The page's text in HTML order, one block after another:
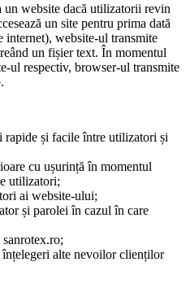
website dacă utilizatorii revin
un site pentru prima dată
internet), website-ul transmite
un fișier text. În momentul
ul respectiv, browser-ul transmite
rapide și facile între utilizatori și
cu ușurință în momentul
utilizatori;
ai website-ului;
și parolei în cazul în care
alte nevoilor clienților